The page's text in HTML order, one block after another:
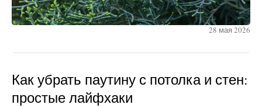
28 мая 2026
Как убрать паутину с потолка и стен:
простые лайфхаки